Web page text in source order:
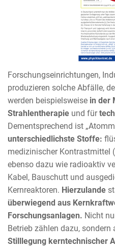
Forschungseinrichtungen,
produzieren solche Abfälle,
werden beispielsweise in der
Strahlentherapie und für
Dementsprechend ist
unterschiedlichste Stoffe:
medizinischer Kontrastmittel
ebenso dazu wie radioaktiv
Kabel, Bauschutt und
Kernreaktoren. Hierzulande
überwiegend aus
Forschungsanlagen. Nicht
Betrieb zählen dazu, sondern
Stilllegung kerntechnischer